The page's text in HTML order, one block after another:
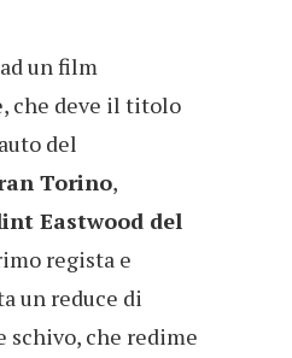
un film
che deve il titolo
del
Torino,
Eastwood del
regista e
un reduce di
schivo, che redime